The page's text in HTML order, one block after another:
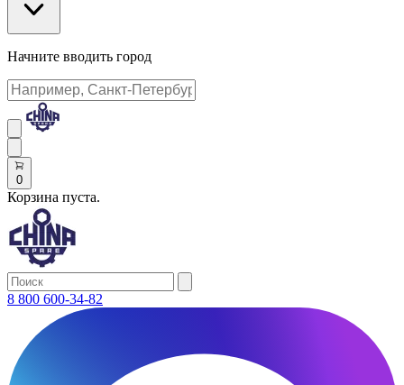
Начните вводить город
0
Корзина пуста.
8 800 600-34-82